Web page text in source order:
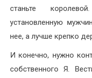
станьте
установленную
нее, а лучше крепко
И конечно, нужно
собственного Я.